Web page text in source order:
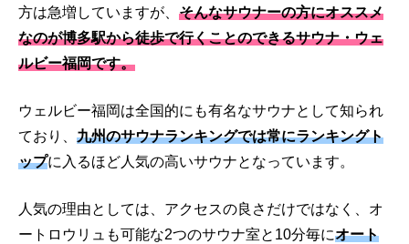
方は急増していますが、 そんなサウナーの方にオススメ
なのが博多駅から徒歩で行くことのできるサウナ・ウェ
ルビー福岡です。
ウェルビー福岡は全国的にも有名なサウナとして知られ
ており、 九州のサウナランキングでは常にランキングト
ップに入るほど人気の高いサウナとなっています。
人気の理由としては、アクセスの良さだけではなく、オ
ートロウリュも可能な2つのサウナ室と10分毎にオート